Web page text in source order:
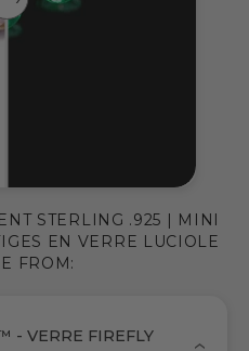
- VERRE FIREFLY
STERLING .925 | MINI
EN VERRE LUCIOLE
FROM: